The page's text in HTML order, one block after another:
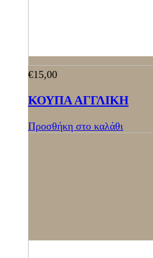
€15,00
ΚΟΥΠΑ ΑΓΓΛΙΚΗ
Προσθήκη στο καλάθι